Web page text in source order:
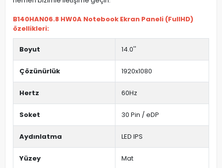
B140HAN06.8 HW0A Notebook Ekran Paneli (FullHD)
özellikleri:
Boyut 14.0''
Çözünürlük 1920x1080
Hertz 60Hz
Soket 30 Pin / eDP
Aydınlatma LED IPS
Yüzey Mat